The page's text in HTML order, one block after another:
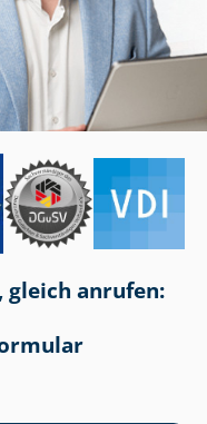
gleich anrufen: